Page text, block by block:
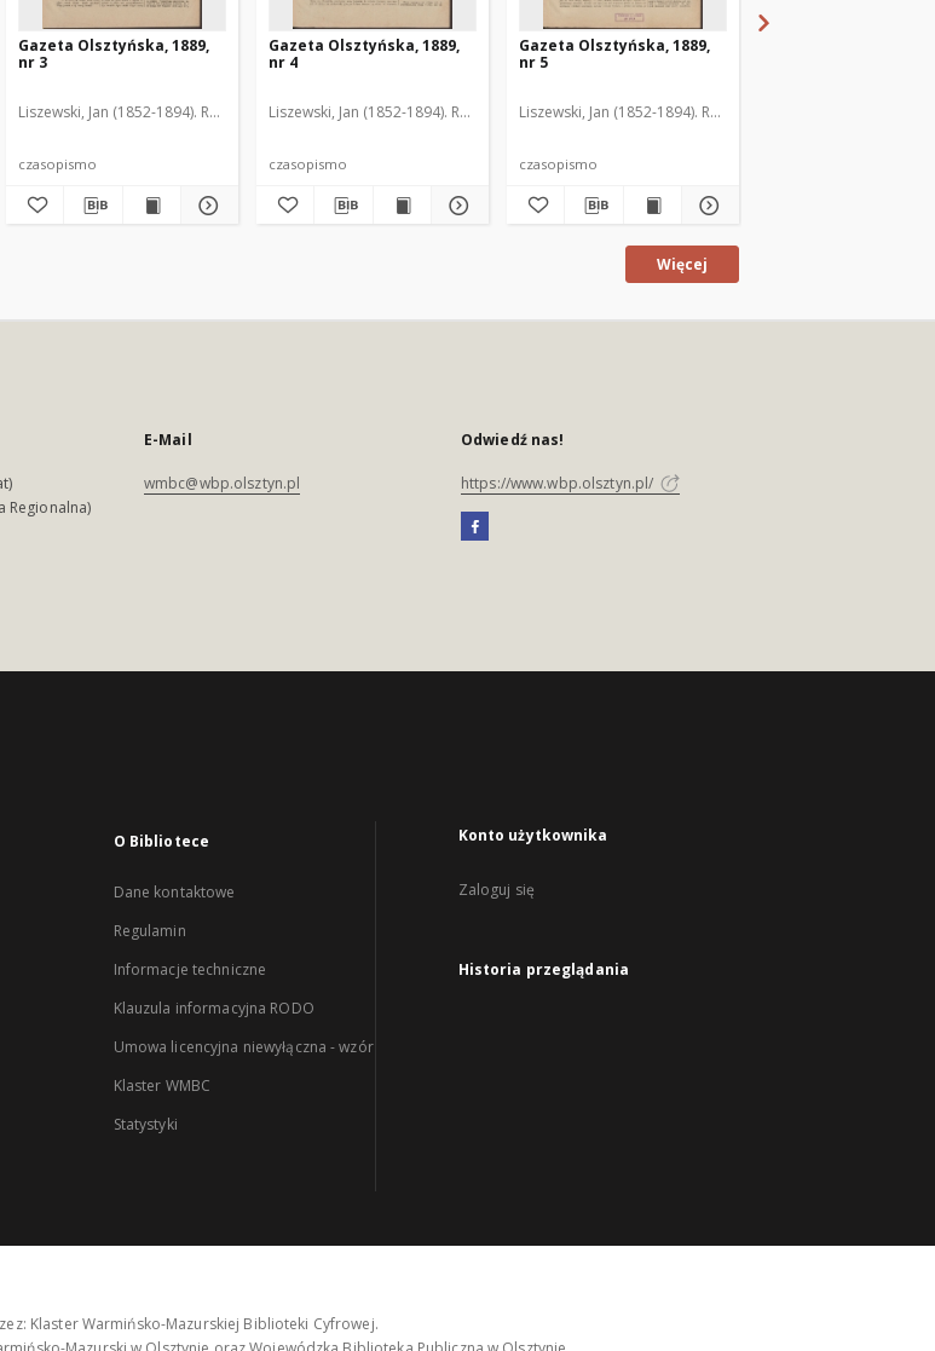
Gazeta Olsztyńska, 1889,
nr 3
Liszewski, Jan (1852-1894). Red.
czasopismo
Gazeta Olsztyńska, 1889,
nr 4
Liszewski, Jan (1852-1894). Red.
czasopismo
Gazeta Olsztyńska, 1889,
nr 5
Liszewski, Jan (1852-1894). Red.
czasopismo
Więcej
Regionalna)
E-Mail
wmbc@wbp.olsztyn.pl
Odwiedź nas!
https://www.wbp.olsztyn.pl/
O Bibliotece
Dane kontaktowe
Regulamin
Informacje techniczne
Klauzula informacyjna RODO
Umowa licencyjna niewyłączna - wzór
Klaster WMBC
Statystyki
Konto użytkownika
Zaloguj się
Historia przeglądania
Klaster Warmińsko-Mazurskiej Biblioteki Cyfrowej.